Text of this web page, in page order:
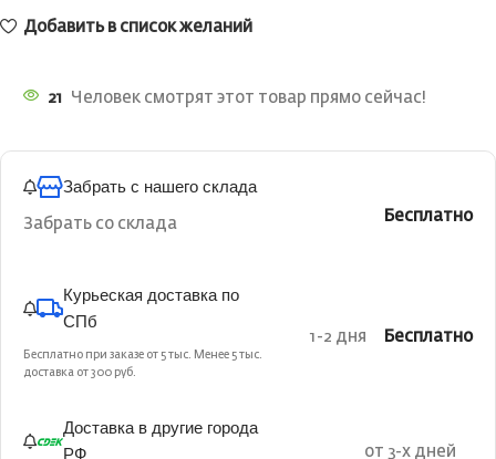
Добавить в список желаний
21 Человек смотрят этот товар прямо сейчас!
Забрать с нашего склада
Забрать со склада Бесплатно
Курьеская доставка по
СПб
Бесплатно при заказе от 5 тыс. Менее 5 тыс.
доставка от 300 руб.
1-2 дня Бесплатно
Доставка в другие города
РФ
от 3-х дней